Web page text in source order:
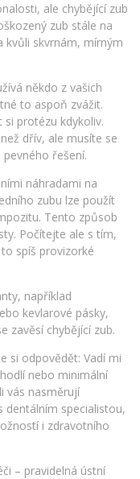
ale chybějící zub
zub stále na
kvůli skvrnám, mírným
někdo z vašich
to aspoň zvážit.
protézu kdykoliv.
dřív, ale musíte se
řešení.
náhradami na
zubu lze použít
Tento způsob
Počítejte ale s tím,
spíš provizorké
například
kevlarové pásky,
zavěsí chybějící zub.
si odpovědět: Vadí mi
nebo minimální
vás nasměrují
dentálním specialistou,
i zdravotního
– pravidelná ústní